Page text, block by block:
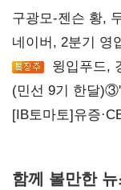
구광모-젠슨 황,
네이버, 2분기 영
윙입푸드,
(민선 9기 한달
20년만에 '비상재
[IB토마토]유증
함께 볼만한